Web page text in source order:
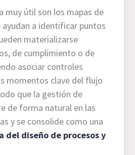
muy útil son los mapas de
ayudan a identificar puntos
materializarse
de cumplimiento o de
asociar controles
momentos clave del flujo
que la gestión de
de forma natural en las
y se consolide como una
del diseño de procesos y